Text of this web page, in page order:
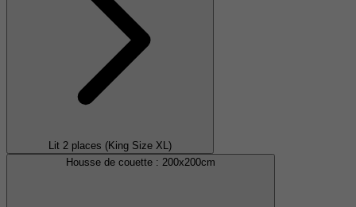
Lit 2 places (King Size XL)
Housse de couette : 200x200cm